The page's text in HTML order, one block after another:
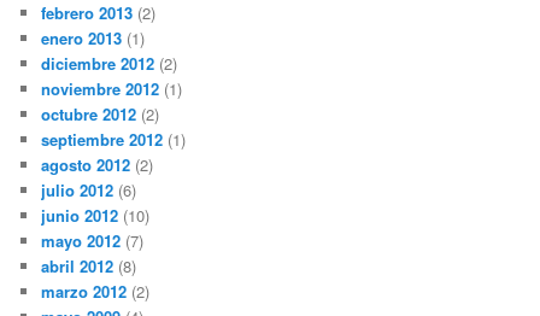
febrero 2013 (2)
enero 2013 (1)
diciembre 2012 (2)
noviembre 2012 (1)
octubre 2012 (2)
septiembre 2012 (1)
agosto 2012 (2)
julio 2012 (6)
junio 2012 (10)
mayo 2012 (7)
abril 2012 (8)
marzo 2012 (2)